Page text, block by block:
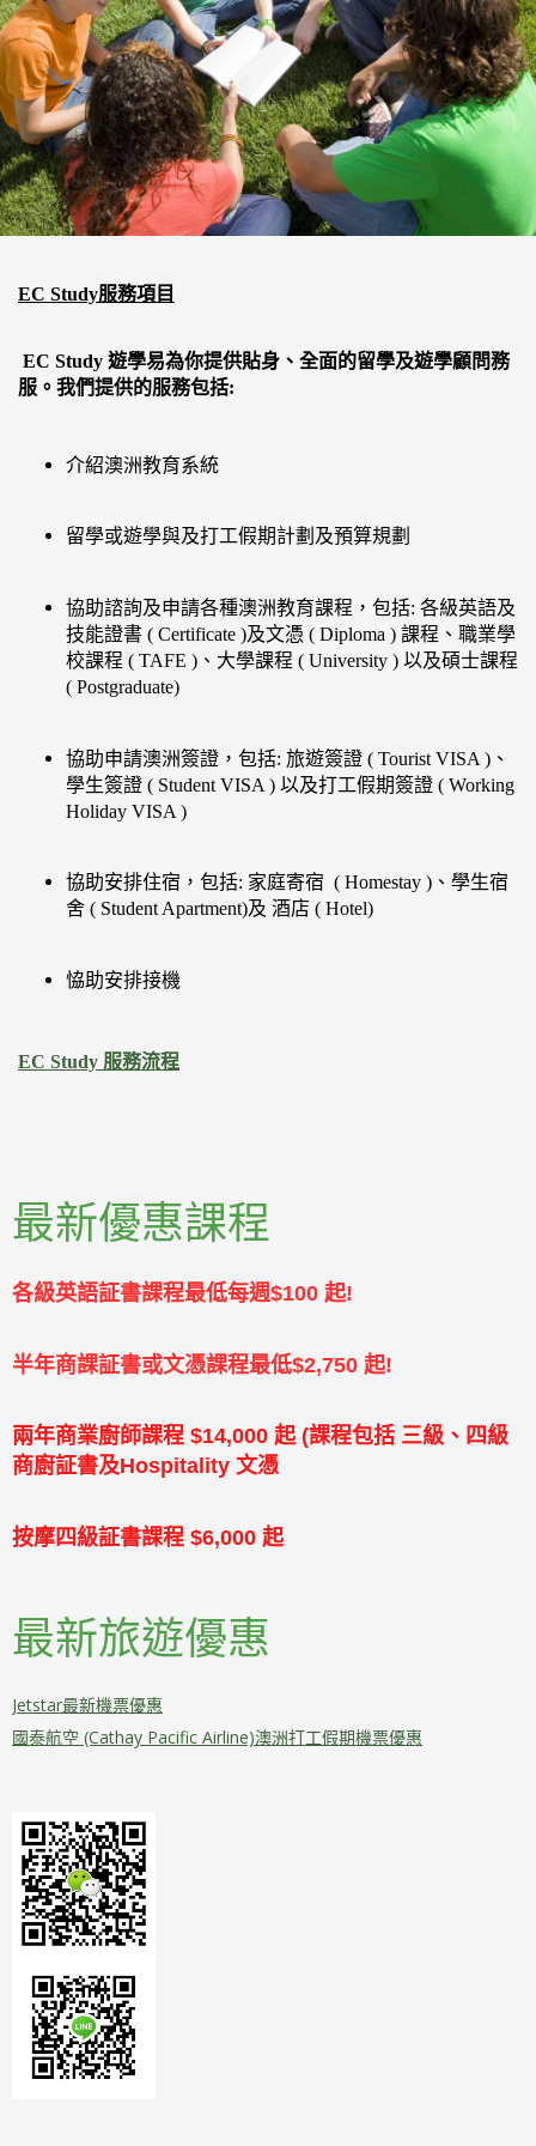
EC Study服務項目
EC Study 遊學易為你提供貼身、全面的留學及遊學顧問務
服。我們提供的服務包括:
介紹澳洲教育系統
留學或遊學與及打工假期計劃及預算規劃
協助諮詢及申請各種澳洲教育課程，包括: 各級英語及
技能證書 ( Certificate )及文憑 ( Diploma ) 課程、職業學
校課程 ( TAFE )、大學課程 ( University ) 以及碩士課程
( Postgraduate)
協助申請澳洲簽證，包括: 旅遊簽證 ( Tourist VISA )、
學生簽證 ( Student VISA ) 以及打工假期簽證 ( Working
Holiday VISA )
協助安排住宿，包括: 家庭寄宿 ( Homestay )、學生宿
舍 ( Student Apartment)及 酒店 ( Hotel)
恊助安排接機
EC Study 服務流程
最新優惠課程
各級英語証書課程最低每週$100 起!
半年商課証書或文憑課程最低$2,750 起!
兩年商業廚師課程 $14,000 起 (課程包括 三級、四級
商廚証書及Hospitality 文憑
按摩四級証書課程 $6,000 起
最新旅遊優惠
Jetstar最新機票優惠
國泰航空 (Cathay Pacific Airline)澳洲打工假期機票優惠